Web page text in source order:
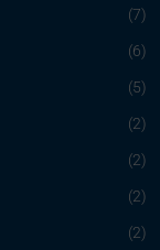
(7)
(6)
(5)
(2)
(2)
(2)
(2)